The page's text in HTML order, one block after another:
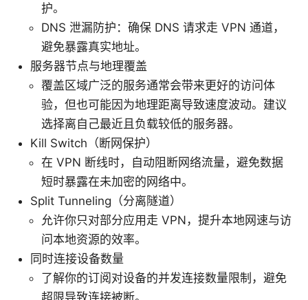
护。
DNS 泄漏防护：确保 DNS 请求走 VPN 通道，
避免暴露真实地址。
服务器节点与地理覆盖
覆盖区域广泛的服务通常会带来更好的访问体
验，但也可能因为地理距离导致速度波动。建议
选择离自己最近且负载较低的服务器。
Kill Switch（断网保护）
在 VPN 断线时，自动阻断网络流量，避免数据
短时暴露在未加密的网络中。
Split Tunneling（分离隧道）
允许你只对部分应用走 VPN，提升本地网速与访
问本地资源的效率。
同时连接设备数量
了解你的订阅对设备的并发连接数量限制，避免
超限导致连接被断。